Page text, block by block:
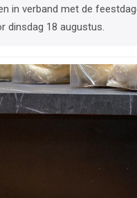
in verband met de
dinsdag 18 augustus.